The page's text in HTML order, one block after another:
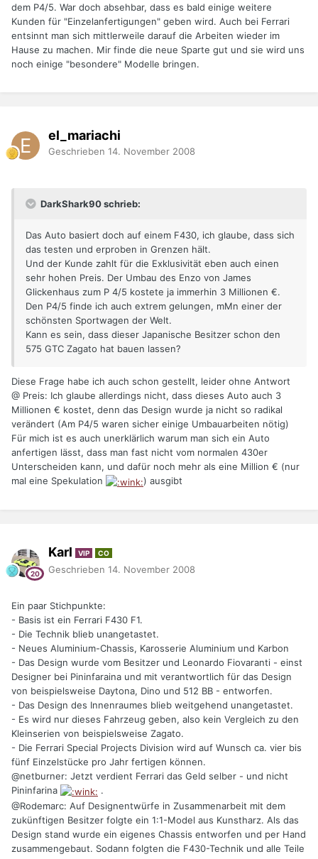
dem P4/5. War doch absehbar, dass es bald einige weitere
Kunden für "Einzelanfertigungen" geben wird. Auch bei Ferrari
entsinnt man sich mittlerweile darauf die Arbeiten wieder im
Hause zu machen. Mir finde die neue Sparte gut und sie wird uns
noch einige "besondere" Modelle bringen.
el_mariachi
Geschrieben 14. November 2008
DarkShark90 schrieb:
Das Auto basiert doch auf einem F430, ich glaube, dass sich
das testen und erproben in Grenzen hält.
Und der Kunde zahlt für die Exklusivität eben auch einen
sehr hohen Preis. Der Umbau des Enzo von James
Glickenhaus zum P 4/5 kostete ja immerhin 3 Millionen €.
Den P4/5 finde ich auch extrem gelungen, mMn einer der
schönsten Sportwagen der Welt.
Kann es sein, dass dieser Japanische Besitzer schon den
575 GTC Zagato hat bauen lassen?
Diese Frage habe ich auch schon gestellt, leider ohne Antwort
@ Preis: Ich glaube allerdings nicht, dass dieses Auto auch 3
Millionen € kostet, denn das Design wurde ja nicht so radikal
verändert (Am P4/5 waren sicher einige Umbauarbeiten nötig)
Für mich ist es auch unerklärlich warum man sich ein Auto
anfertigen lässt, dass man fast nicht vom normalen 430er
Unterscheiden kann, und dafür noch mehr als eine Million € (nur
mal eine Spekulation
) ausgibt
Karl VIP CO
Geschrieben 14. November 2008
Ein paar Stichpunkte:
- Basis ist ein Ferrari F430 F1.
- Die Technik blieb unangetastet.
- Neues Aluminium-Chassis, Karosserie Aluminium und Karbon
- Das Design wurde vom Besitzer und Leonardo Fiovaranti - einst
Designer bei Pininfaraina und mit verantwortlich für das Design
von beispielsweise Daytona, Dino und 512 BB - entworfen.
- Das Design des Innenraumes blieb weitgehend unangetastet.
- Es wird nur dieses Fahrzeug geben, also kein Vergleich zu den
Kleinserien von beispielsweise Zagato.
- Die Ferrari Special Projects Division wird auf Wunsch ca. vier bis
fünf Einzelstücke pro Jahr fertigen können.
@netburner: Jetzt verdient Ferrari das Geld selber - und nicht
Pininfarina
.
@Rodemarc: Auf Designentwürfe in Zusammenarbeit mit dem
zukünftigen Besitzer folgte ein 1:1-Model aus Kunstharz. Als das
Design stand wurde ein eigenes Chassis entworfen und per Hand
zusammengebaut. Sodann folgten die F430-Technik und alle Teile